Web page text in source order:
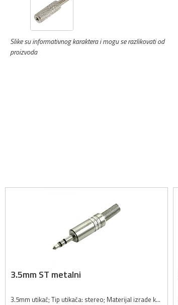
Slike su informativnog karaktera i mogu se razlikovati od
proizvoda
3.5mm ST metalni
3.5mm utikač; Tip utikača: stereo; Materijal izrade kućišta: metal;